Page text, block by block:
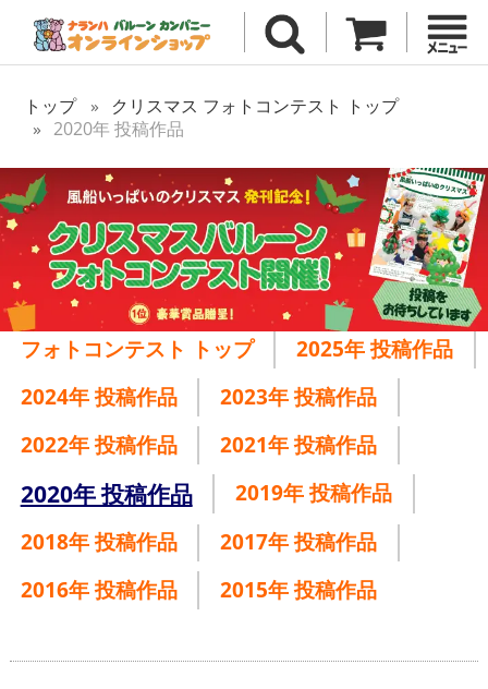
トップ
クリスマス フォトコンテスト トップ
2020年 投稿作品
フォトコンテスト トップ
2025年 投稿作品
2024年 投稿作品
2023年 投稿作品
2022年 投稿作品
2021年 投稿作品
2020年 投稿作品
2019年 投稿作品
2018年 投稿作品
2017年 投稿作品
2016年 投稿作品
2015年 投稿作品